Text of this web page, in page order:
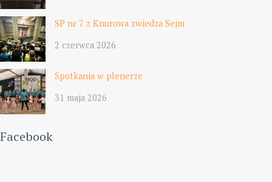
SP nr 7 z Knurowa zwiedza Sejm
2 czerwca 2026
Spotkania w plenerze
31 maja 2026
Facebook